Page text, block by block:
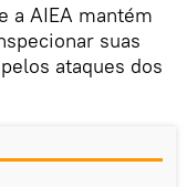
a AIEA mantém
suas
ataques dos